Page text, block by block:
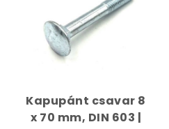
Kapupánt csavar 8
x 70 mm, DIN 603 |